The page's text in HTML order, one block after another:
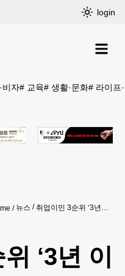
login
비자# 교육# 생활·문화# 라이프
뉴스 취업이민 3순위 ‘3년 이상 대폭 후퇴’
‘3년 이